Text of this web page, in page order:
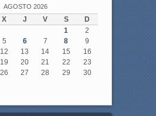
AGOSTO 2026
X J V S
D
1
2
5 6 7 8
9
12 13 14 15
16
19 20 21 22
23
26 27 28 29
30